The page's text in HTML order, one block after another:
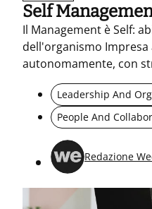
Self
Il Management è Self:
dell'organismo Impresa
autonomamente, con
dinamici, pur
organizzativa globale.
Leadership And
People And
Redazione